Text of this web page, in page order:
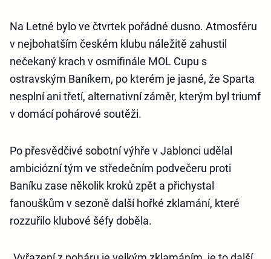
Na Letné bylo ve čtvrtek pořádné dusno. Atmosféru
v nejbohatším českém klubu náležitě zahustil
nečekaný krach v osmifinále MOL Cupu s
ostravským Baníkem, po kterém je jasné, že Sparta
nesplní ani třetí, alternativní záměr, kterým byl triumf
v domácí pohárové soutěži.
Po přesvědčivé sobotní výhře v Jablonci udělal
ambiciózní tým ve středečním podvečeru proti
Baníku zase několik kroků zpět a přichystal
fanouškům v sezoně další hořké zklamání, které
rozzuřilo klubové šéfy doběla.